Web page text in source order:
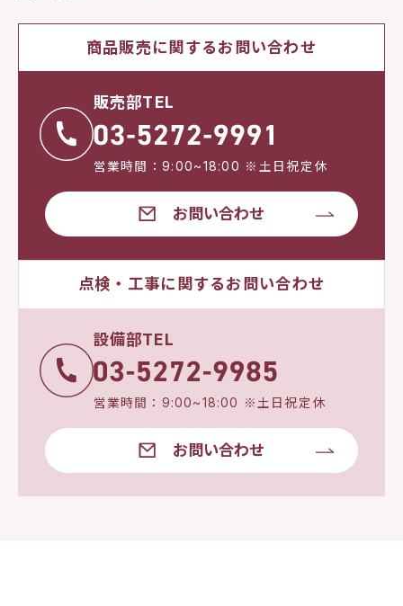
商品販売に関するお問い合わせ
販売部TEL
営業時間：9:00~18:00 ※土日祝定休
お問い合わせ
点検・工事に関するお問い合わせ
設備部TEL
営業時間：9:00~18:00 ※土日祝定休
お問い合わせ